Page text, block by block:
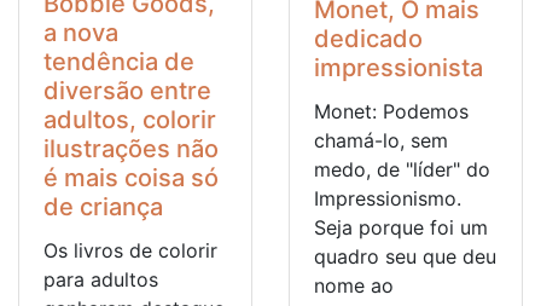
a nova
tendência de
diversão entre
adultos, colorir
ilustrações não
é mais coisa só
de criança
Os livros de colorir
para adultos
Monet, O mais
dedicado
impressionista
Monet: Podemos
chamá-lo, sem
medo, de "líder" do
Impressionismo.
Seja porque foi um
quadro seu que deu
nome ao